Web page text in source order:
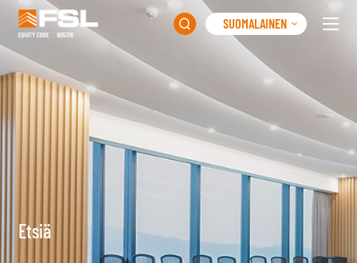
 SUOMALAINEN
Etsiä